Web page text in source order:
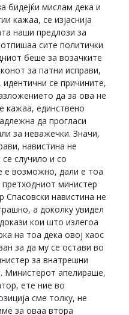
бидејќи мислам дека и
кажаа, се изјаснија
наши предлози за
сите политички
беше за возачките
за патни исправи,
идентични се причините,
да за ова не
кажаа, единствено
да прогласи
за неважечки. Значи,
навистина не
случило и со
е возможно, дали е тоа
министер
навистина не
а доколку увидел
кои што излегоа
на тоа дека овој хаос
за да му се остави во
за внатрешни
Министерот апелираше,
ете ние во
сме толку, не
за оваа втора